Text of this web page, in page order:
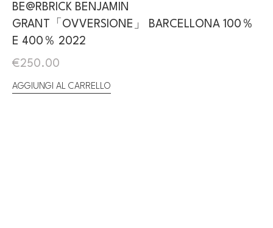
BE@RBRICK BENJAMIN
GRANT「OVVERSIONE」 BARCELLONA 100％
E 400％ 2022
€250.00
AGGIUNGI AL CARRELLO